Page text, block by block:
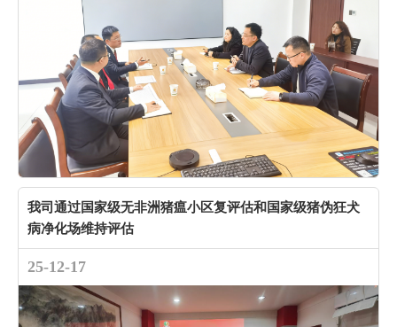
我司通过国家级无非洲猪瘟小区复评估和国家级猪伪狂犬
病净化场维持评估
25-12-17